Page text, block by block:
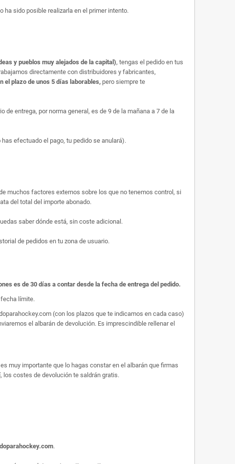
sido posible realizarla en el primer intento.
y pueblos muy alejados de la capital), tengas el pedido en tus
directamente con distribuidores y fabricantes,
el plazo de unos 5 días laborables, pero siempre te
entrega, por norma general, es de 9 de la mañana a 7 de la
efectuado el pago, tu pedido se anulará).
muchos factores externos sobre los que no tenemos control, si
del total del importe abonado.
saber dónde está, sin coste adicional.
de pedidos en tu zona de usuario.
es de 30 días a contar desde la fecha de entrega del pedido.
límite.
(con los plazos que te indicamos en cada caso)
el albarán de devolución. Es imprescindible rellenar el
muy importante que lo hagas constar en el albarán que firmas
los costes de devolución te saldrán gratis.
.